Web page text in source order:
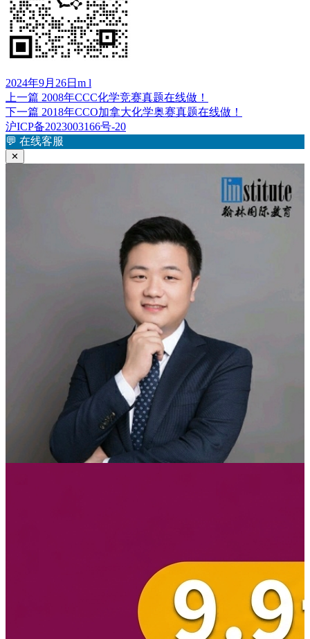
发
布
于
2024年9月26日 作
者
m l
文
章
导
航
上一篇 上
篇
文
章：
2008年CCC化学竞赛真题在线做！
下一篇 下
篇
文
2018年CCO加拿大化学奥赛真题在线做！
沪ICP备2023003166号-20
💬 在线客服
✕